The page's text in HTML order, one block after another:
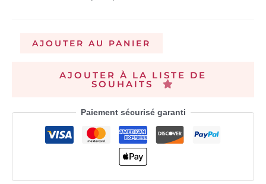
AJOUTER AU PANIER
AJOUTER À LA LISTE DE
SOUHAITS
Paiement sécurisé garanti